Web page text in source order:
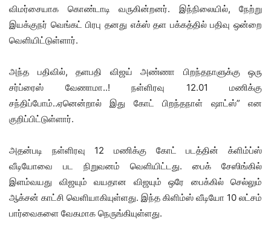
விமர்சையாக கொண்டாடி வருகின்றனர். இந்நிலையில், நேற்று
இயக்குநர் வெங்கட் பிரபு தனது எக்ஸ் தள பக்கத்தில் பதிவு ஒன்றை
வெளியிட்டுள்ளார்.
அந்த பதிவில், தளபதி விஜய் அண்ணா பிறந்தநாளுக்கு ஒரு
சர்ப்ரைஸ் வேணாமா..! நள்ளிரவு 12.01 மணிக்கு
சந்திப்போம்..ஏனென்றால் இது கோட் பிறந்தநாள் ஷாட்ஸ்” என
குறிப்பிட்டுள்ளார்.
அதன்படி நள்ளிரவு 12 மணிக்கு கோட் படத்தின் க்ளிம்ப்ஸ்
வீடியோவை பட நிறுவனம் வெளியிட்டது. பைக் சேஸிங்கில்
இளம்வயது விஜயும் வயதான விஜயும் ஒரே பைக்கில் செல்லும்
ஆக்சன் காட்சி வெளியாகியுள்ளது. இந்த கிளிம்ஸ் வீடியோ 10 லட்சம்
பார்வைகளை வேகமாக நெருங்கியுள்ளது.